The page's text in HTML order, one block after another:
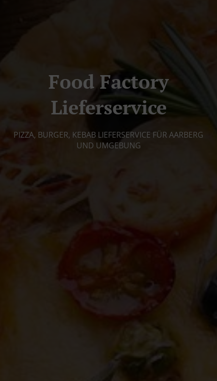
Food Factory
Lieferservice
PIZZA, BURGER, KEBAB LIEFERSERVICE FÜR AARBERG
UND UMGEBUNG